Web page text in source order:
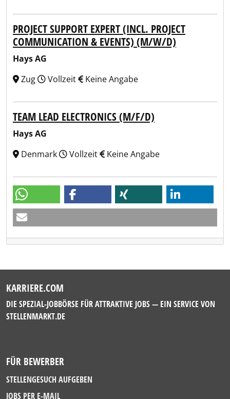
PROJECT SUPPORT EXPERT (INCL. PROJECT
COMMUNICATION & EVENTS) (M/W/D)
Hays AG
Zug
Vollzeit Keine Angabe
TEAM LEAD ELECTRONICS (M/F/D)
Hays AG
Denmark
Vollzeit Keine Angabe
KARRIERE.COM
DIE SPEZIAL-JOBBÖRSE FÜR ATTRAKTIVE JOBS — EIN SERVICE VON
STELLENMARKT.DE
FÜR BEWERBER
STELLENGESUCH AUFGEBEN
JOBS PER E-MAIL